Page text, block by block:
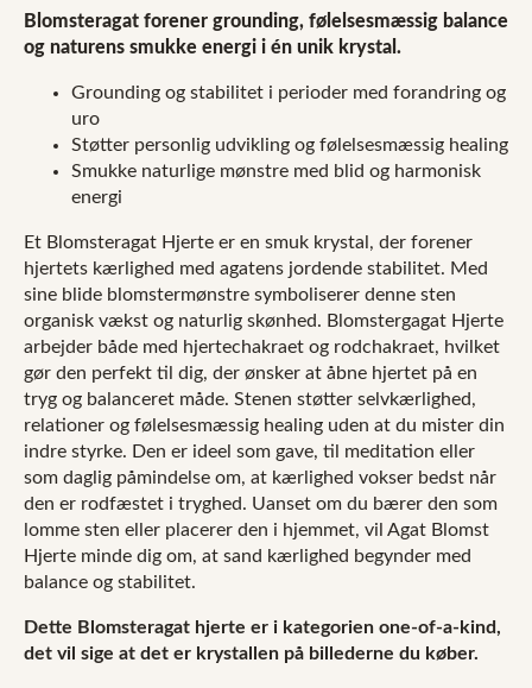
Blomsteragat forener grounding, følelsesmæssig balance
og naturens smukke energi i én unik krystal.
Grounding og stabilitet i perioder med forandring og
uro
Støtter personlig udvikling og følelsesmæssig healing
Smukke naturlige mønstre med blid og harmonisk
energi
Et Blomsteragat Hjerte er en smuk krystal, der forener
hjertets kærlighed med agatens jordende stabilitet. Med
sine blide blomstermønstre symboliserer denne sten
organisk vækst og naturlig skønhed. Blomstergagat Hjerte
arbejder både med hjertechakraet og rodchakraet, hvilket
gør den perfekt til dig, der ønsker at åbne hjertet på en
tryg og balanceret måde. Stenen støtter selvkærlighed,
relationer og følelsesmæssig healing uden at du mister din
indre styrke. Den er ideel som gave, til meditation eller
som daglig påmindelse om, at kærlighed vokser bedst når
den er rodfæstet i tryghed. Uanset om du bærer den som
lomme sten eller placerer den i hjemmet, vil Agat Blomst
Hjerte minde dig om, at sand kærlighed begynder med
balance og stabilitet.
Dette Blomsteragat hjerte er i kategorien one-of-a-kind,
det vil sige at det er krystallen på billederne du køber.